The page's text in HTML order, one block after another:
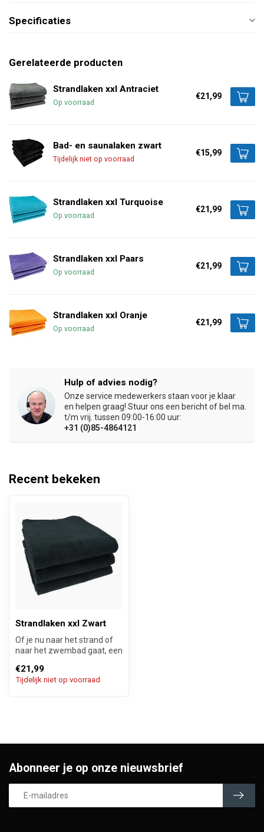
Specificaties
Gerelateerde producten
Strandlaken xxl Antraciet
Op voorraad
€21,99
Bad- en saunalaken zwart
Tijdelijk niet op voorraad
€15,99
Strandlaken xxl Turquoise
Op voorraad
€21,99
Strandlaken xxl Paars
Op voorraad
€21,99
Strandlaken xxl Oranje
Op voorraad
€21,99
Hulp of advies nodig?
Onze service medewerkers staan voor je klaar
en helpen graag! Stuur ons een bericht of bel ma.
t/m vrij. tussen 09:00-16:00 uur:
+31 (0)85-4864121
Recent bekeken
Strandlaken xxl Zwart
Of je nu naar het strand of
naar het zwembad gaat, een
€21,99
Tijdelijk niet op voorraad
Abonneer je op onze nieuwsbrief